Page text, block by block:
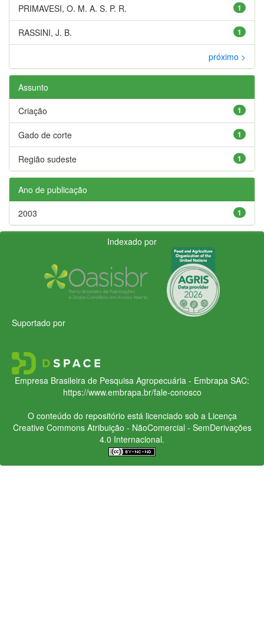
1
PRIMAVESI, O. M. A. S. P. R.
1
RASSINI, J. B.
próximo >
Assunto
1
Criação
1
Gado de corte
1
Região sudeste
Ano de publicação
1
2003
Indexado por
Suportado por
Empresa Brasileira de Pesquisa Agropecuária - Embrapa SAC:
https://www.embrapa.br/fale-conosco
O conteúdo do repositório está licenciado sob a Licença
Creative CommonsAtribuição - NãoComercial - SemDerivações
4.0 Internacional.